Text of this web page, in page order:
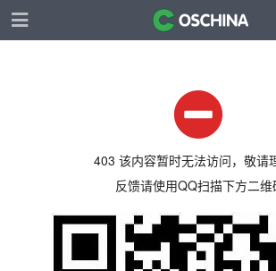
403 该内容暂时无法访问，敬请
反馈请使用QQ扫描下方二维